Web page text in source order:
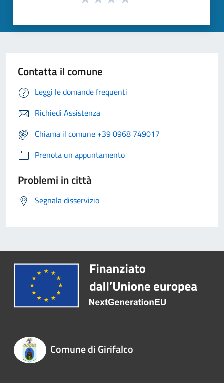
Contatta il comune
Leggi le domande frequenti
Richiedi Assistenza
Chiama il comune +39 0968 749017
Prenota un appuntamento
Problemi in città
Segnala disservizio
Comune di Girifalco